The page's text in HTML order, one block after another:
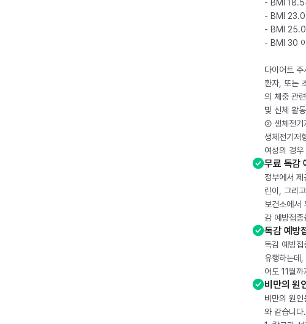
- BMI
- BMI
- BMI
- BMI 30
다이어트
환자, 또는
의 체중 관
및 신체 활
② 생체전
생체전기저
여성의 경
무료 독감
정부에서
린이, 그리
보건소에서
감 예방접종
독감 예방
독감 예방
유행하는데
어도 11월
비만의 원
비만의 원
와 같습니다.